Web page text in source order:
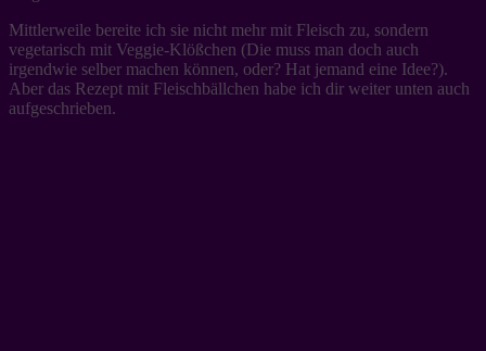
Mittlerweile bereite ich sie nicht mehr mit Fleisch zu, sondern
vegetarisch mit Veggie-Klößchen (Die muss man doch auch
irgendwie selber machen können, oder? Hat jemand eine Idee?).
Aber das Rezept mit Fleischbällchen habe ich dir weiter unten auch
aufgeschrieben.